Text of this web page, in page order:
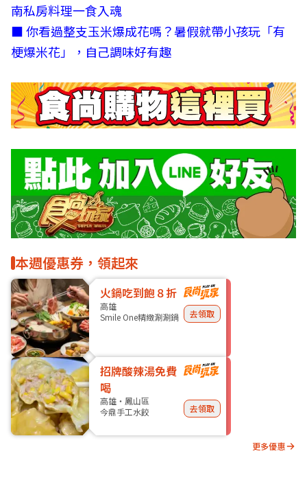
南私房料理一食入魂
■ 你看過整支玉米爆成花嗎？暑假就帶小孩玩「有
梗爆米花」，自己調味好有趣
本週優惠券，領起來
火鍋吃到飽８折
高雄
Smile One精緻涮涮鍋
去領取
招牌酸辣湯免費
喝
高雄・鳳山區
今鼎手工水餃
去領取
更多優惠